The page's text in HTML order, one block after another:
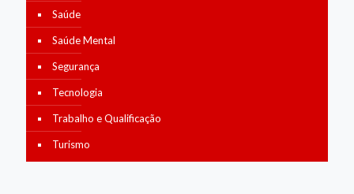
Saúde
Saúde Mental
Segurança
Tecnologia
Trabalho e Qualificação
Turismo